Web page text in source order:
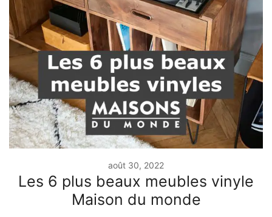
août 30, 2022
Les 6 plus beaux meubles vinyle
Maison du monde